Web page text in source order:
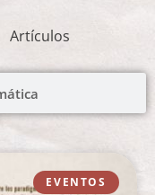
Artículos
EVENTOS